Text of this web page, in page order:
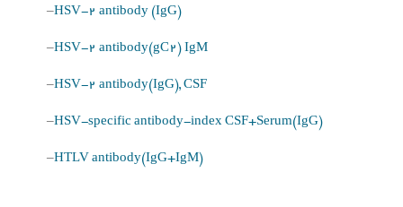
–HSV-2 antibody (IgG)
–HSV-2 antibody(gC2) IgM
–HSV-2 antibody(IgG), CSF
–HSV-specific antibody-index CSF+Serum(IgG)
–HTLV antibody(IgG+IgM)